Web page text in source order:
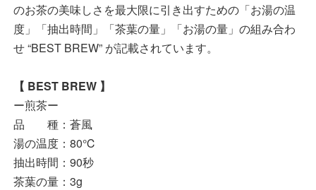
のお茶の美味しさを最大限に引き出すための「お湯の温
度」「抽出時間」「茶葉の量」「お湯の量」の組み合わ
せ “BEST BREW” が記載されています。
【 BEST BREW 】
ー煎茶ー
品 種：蒼風
湯の温度：80℃
抽出時間：90秒
茶葉の量：3g